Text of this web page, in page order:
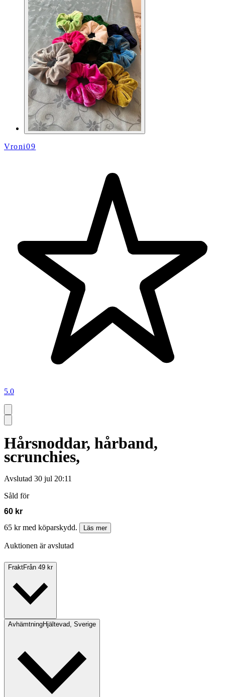
Vroni09
5.0
Hårsnoddar, hårband,
scrunchies,
Avslutad 30 jul 20:11
Såld för
60 kr
65 kr med köparskydd.
Läs mer
Auktionen är avslutad
FraktFrån 49 kr
AvhämtningHjältevad, Sverige